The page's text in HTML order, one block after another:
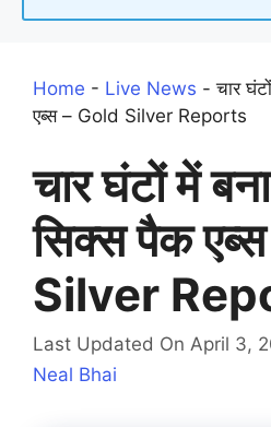
Home - Live News -चार
एब्स – Gold Silver Reports
चार घंटों में
सिक्स पैक
Silver
Last Updated On April 3,
Neal Bhai